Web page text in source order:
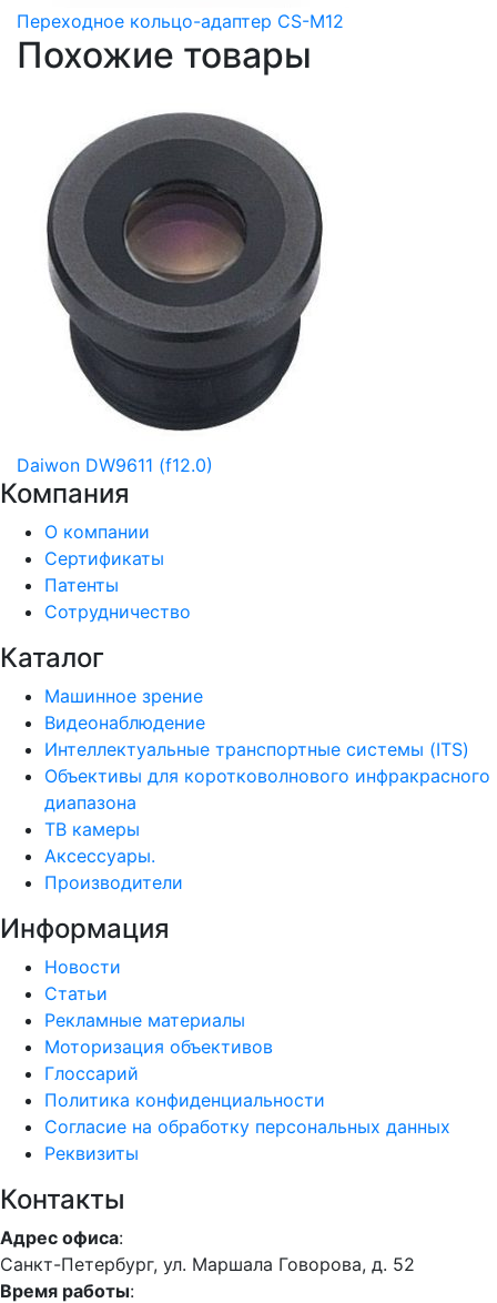
Переходное кольцо-адаптер CS-M12
Похожие товары
Daiwon DW9611 (f12.0)
Компания
О компании
Сертификаты
Патенты
Сотрудничество
Каталог
Машинное зрение
Видеонаблюдение
Интеллектуальные транспортные системы (ITS)
Объективы для коротковолнового инфракрасного
диапазона
ТВ камеры
Аксессуары.
Производители
Информация
Новости
Статьи
Рекламные материалы
Моторизация объективов
Глоссарий
Политика конфиденциальности
Согласие на обработку персональных данных
Реквизиты
Контакты
Адрес офиса:
Санкт-Петербург, ул. Маршала Говорова, д. 52
Время работы: